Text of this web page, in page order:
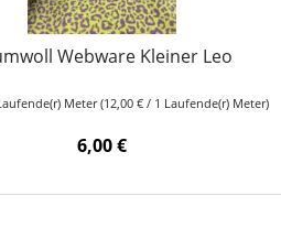
Webware Kleiner Leo
Meter(12,00 € / 1 Laufende(r) Meter)
6,00 €